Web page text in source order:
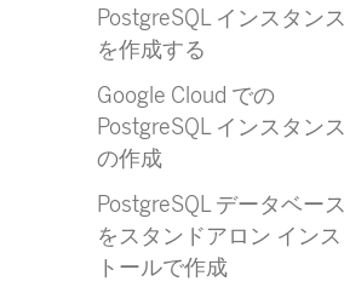
PostgreSQL インスタンス
を作成する
Google Cloud での
PostgreSQL インスタンス
の作成
PostgreSQL データベース
をスタンドアロン インス
トールで作成